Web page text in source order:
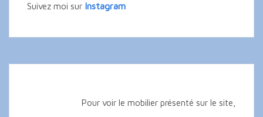
Suivez moi sur Instagram
Pour voir le mobilier présenté sur le site,